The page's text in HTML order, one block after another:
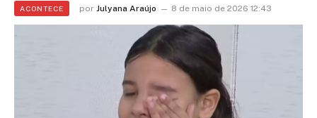
ACONTECE por Julyana Araújo 8 de maio de 2026 12:43